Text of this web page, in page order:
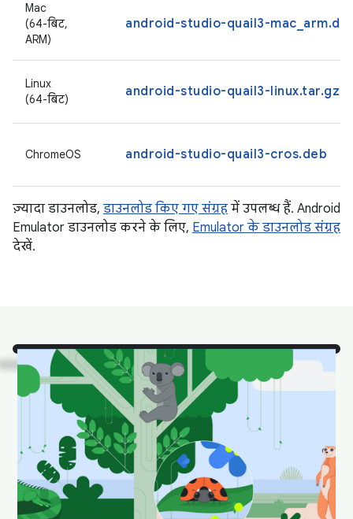
Mac
(64-बिट,
ARM)
android-studio-quail3-
Linux
(64-बिट)
android-studio-quail3-linux.tar.gz
ChromeOS android-studio-quail3-cros.deb
ज़्यादा डाउनलोड, डाउनलोड किए गए संग्रह में उपलब्ध हैं. Android
Emulator डाउनलोड करने के लिए, Emulator के डाउनलोड संग्रह
देखें.
देखो! यहां Android Studio
के कुछ जानवरों को उनके
प्राकृतिक आवास में दिखाया
गया है.